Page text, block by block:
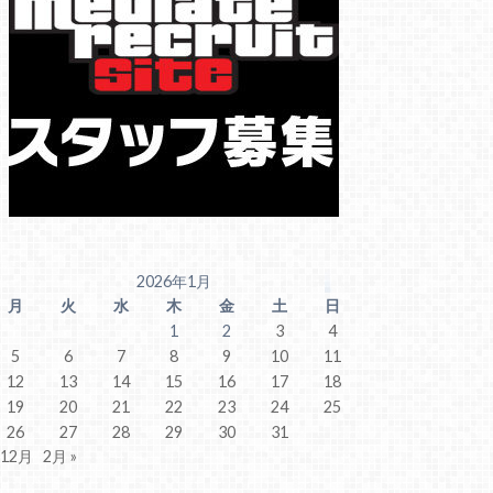
2026年1月
月
火 水 木 金 土
日
1
2 3
4
5
6 7 8 9 10
11
12
13 14 15 16 17
18
19
20 21 22 23 24
25
26
27 28 29 30
31
月
2月 »